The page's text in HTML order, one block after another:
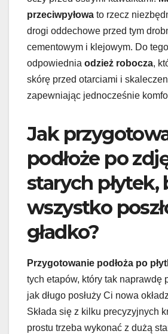
przeciwpyłowa to rzecz
drogi oddechowe przed tym
cementowym i klejowym. Do
odpowiednia odzież robocza,
skórę przed otarciami i
zapewniając jednocześnie
Jak
podłoże po
starych płytek,
wszystko
gładko?
Przygotowanie podłoża po
tych etapów, który tak naprawdę
jak długo posłuży Ci nowa
Składa się z kilku precyzyjnych
prostu trzeba wykonać z dużą